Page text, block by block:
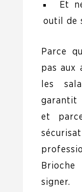
Et
outil de
Parce
pas aux
les
garantit
et
signer.